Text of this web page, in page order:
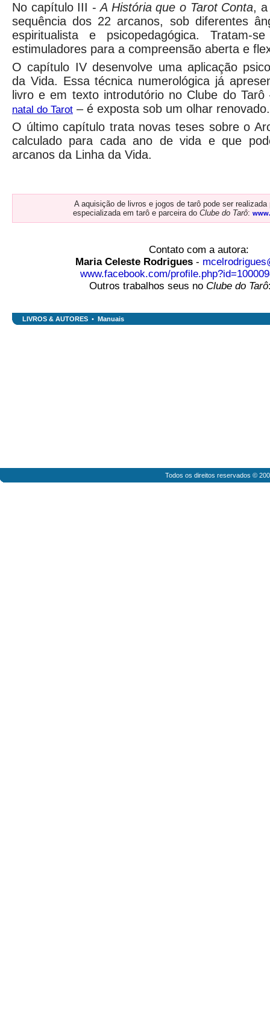
No capítulo III -A História que o Tarot Conta, a
sequência dos 22 arcanos, sob diferentes
espiritualista e psicopedagógica. Tratam-
estimuladores para a compreensão aberta e
O capítulo IV desenvolve uma aplicação
da Vida. Essa técnica numerológica já
livro e em texto introdutório no Clube do Tarô
natal do Tarot – é exposta sob um olhar renovado.
O último capítulo trata novas teses sobre o
calculado para cada ano de vida e que
arcanos da Linha da Vida.
A aquisição de livros e jogos de tarô pode ser
especializada em tarô e parceira do Clube do Tarô:
Contato com a autora:
Maria Celeste Rodrigues -
www.facebook.com/
Outros trabalhos seus no Clube do Tarô
LIVROS & AUTORES • Manuais
Todos os direitos reservados ©